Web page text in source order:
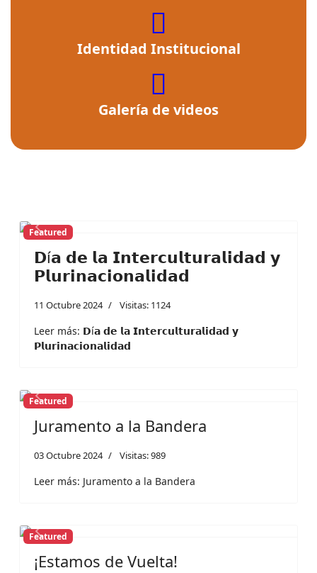
user-
Identidad Institucional
video
Galería de videos
Previous
Featured
𝗗í𝗮 𝗱𝗲 𝗹𝗮 𝗜𝗻𝘁𝗲𝗿𝗰𝘂𝗹𝘁𝘂𝗿𝗮𝗹𝗶𝗱𝗮𝗱 𝘆
𝗣𝗹𝘂𝗿𝗶𝗻𝗮𝗰𝗶𝗼𝗻𝗮𝗹𝗶𝗱𝗮𝗱
11 Octubre 2024 Visitas: 1124
Leer más: 𝗗í𝗮 𝗱𝗲 𝗹𝗮 𝗜𝗻𝘁𝗲𝗿𝗰𝘂𝗹𝘁𝘂𝗿𝗮𝗹𝗶𝗱𝗮𝗱 𝘆
𝗣𝗹𝘂𝗿𝗶𝗻𝗮𝗰𝗶𝗼𝗻𝗮𝗹𝗶𝗱𝗮𝗱
Previous
Featured
Juramento a la Bandera
03 Octubre 2024 Visitas: 989
Leer más: Juramento a la Bandera
Previous
Featured
¡Estamos de Vuelta!